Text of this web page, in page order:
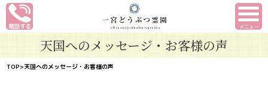
メニュー
天国へのメッセージ・お客様の声
TOP>天国へのメッセージ・お客様の声